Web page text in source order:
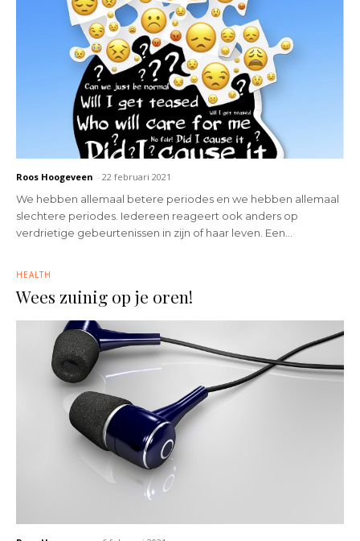
Roos Hoogeveen - 22 februari 2021
We hebben allemaal betere periodes en we hebben allemaal
slechtere periodes. Iedereen reageert ook anders op
verdrietige gebeurtenissen in zijn of haar leven. Een...
HEALTH
Wees zuinig op je oren!